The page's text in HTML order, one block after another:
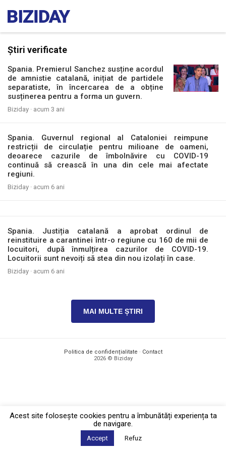
Știri verificate
Spania. Premierul Sanchez susține acordul
de amnistie catalană, inițiat de partidele
separatiste, în încercarea de a obține
susținerea pentru a forma un guvern.
Biziday · acum 3 ani
Spania. Guvernul regional al Cataloniei reimpune
restricții de circulație pentru milioane de oameni,
deoarece cazurile de îmbolnăvire cu COVID-19
continuă să crească în una din cele mai afectate
regiuni.
Biziday · acum 6 ani
Spania. Justiția catalană a aprobat ordinul de
reinstituire a carantinei într-o regiune cu 160 de mii de
locuitori, după înmulțirea cazurilor de COVID-19.
Locuitorii sunt nevoiți să stea din nou izolați în case.
Biziday · acum 6 ani
MAI MULTE ȘTIRI
Politica de confidențialitate · Contact
2026 © Biziday
Acest site foloseşte cookies pentru a îmbunătăți experiența ta
de navigare.
Accept Refuz